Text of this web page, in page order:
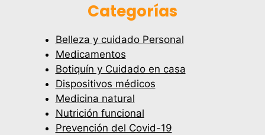
Categorías
Belleza y cuidado Personal
Medicamentos
Botiquín y Cuidado en casa
Dispositivos médicos
Medicina natural
Nutrición funcional
Prevención del Covid-19